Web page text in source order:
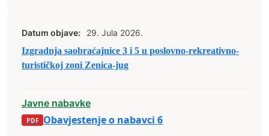
Datum objave:
29. Jula 2026.
Izgradnja saobraćajnice 3 i 5 u poslovno-rekreativno-
turističkoj zoni Zenica-jug
Javne nabavke
Obavjestenje o nabavci 6